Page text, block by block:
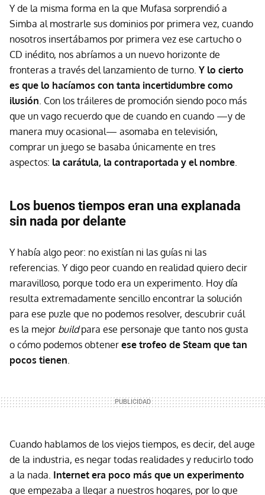
Y de la misma forma en la que Mufasa sorprendió a
Simba al mostrarle sus dominios por primera vez, cuando
nosotros insertábamos por primera vez ese cartucho o
CD inédito, nos abríamos a un nuevo horizonte de
fronteras a través del lanzamiento de turno. Y lo cierto
es que lo hacíamos con tanta incertidumbre como
ilusión. Con los tráileres de promoción siendo poco más
que un vago recuerdo que de cuando en cuando —y de
manera muy ocasional— asomaba en televisión,
comprar un juego se basaba únicamente en tres
aspectos: la carátula, la contraportada y el nombre.
Los buenos tiempos eran una explanada
sin nada por delante
Y había algo peor: no existían ni las guías ni las
referencias. Y digo peor cuando en realidad quiero decir
maravilloso, porque todo era un experimento. Hoy día
resulta extremadamente sencillo encontrar la solución
para ese puzle que no podemos resolver, descubrir cuál
es la mejor buildpara ese personaje que tanto nos gusta
o cómo podemos obtener ese trofeo de Steam que tan
pocos tienen.
Cuando hablamos de los viejos tiempos, es decir, del auge
de la industria, es negar todas realidades y reducirlo todo
a la nada. Internet era poco más que un experimento
que empezaba a llegar a nuestros hogares, por lo que